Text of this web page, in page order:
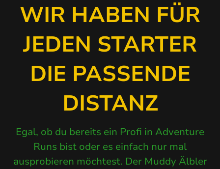
WIR HABEN FÜR
JEDEN STARTER
DIE PASSENDE
DISTANZ
Egal, ob du bereits ein Profi in Adventure
Runs bist oder es einfach nur mal
ausprobieren möchtest. Der Muddy Älbler